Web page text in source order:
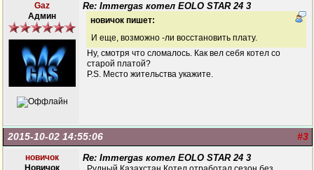
Gaz
Админ
Re: Immergas котел EOLO STAR 24 3
новичок пишет:
И еще, возможно -ли восстановить плату.
Ну, смотря что сломалось. Как вел себя котел со
старой платой?
P.S. Место жительства укажите.
#3
2015-10-02 14:55:06
новичок
Новичок
Re: Immergas котел EOLO STAR 24 3